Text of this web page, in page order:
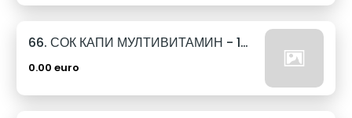
66. СОК КАПИ МУЛТИВИТАМИН - 1000МЛ.
0.00 euro